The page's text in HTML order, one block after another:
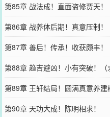
第85章 战法成！直面盗修贾天！
第86章 战养体后期！真意压制！
第87章 善后！传承！收获颇丰！
第88章 趋吉避凶！小有突破！（
第89章 王轩结局！圆满真意养建
第90章 天功大成！陈明相求！